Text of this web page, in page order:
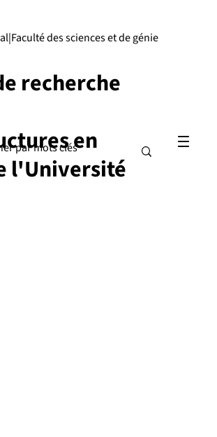
recherche
en
l'Université
|Faculté des sciences et de génie